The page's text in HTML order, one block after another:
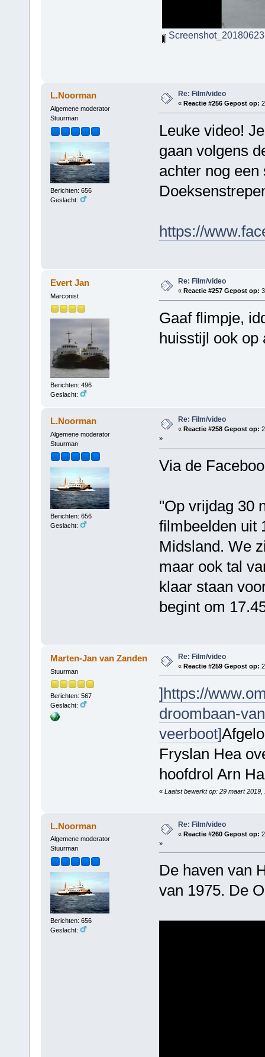
L.Noorman
Algemene moderator
Stuurman
Berichten: 656
Geslacht:
Re: Film/video
« Reactie #256 Gepost op:
Leuke video!
gaan volgens
achter nog
https://
Evert Jan
Marconist
Berichten: 496
Geslacht:
Re: Film/video
« Reactie #257 Gepost op:
Gaaf flimpje,
huisstijl ook op
L.Noorman
Algemene moderator
Stuurman
Berichten: 656
Geslacht:
Re: Film/video
« Reactie #258 Gepost op:
»
Via de
"Op vrijdag 30
filmbeelden uit
Midsland. We
maar ook tal
klaar staan
begint om
Marten-Jan van Zanden
Stuurman
Berichten: 567
Geslacht:
Re: Film/video
« Reactie #259 Gepost op:
]https://
droombaan-
veerboot]
Fryslan Hea
hoofdrol Arn
« Laatst bewerkt op: 29 maart
L.Noorman
Algemene moderator
Stuurman
Berichten: 656
Geslacht:
Re: Film/video
« Reactie #260 Gepost op:
»
De haven van
van 1975. De